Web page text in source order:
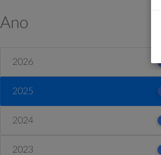
Ano
2026
2025
2024
2023